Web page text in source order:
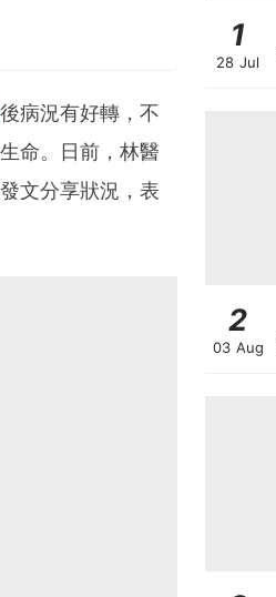
後病況有好轉，不
命。日前，林醫
文分享狀況，表
1
28 Jul
2
03 Aug